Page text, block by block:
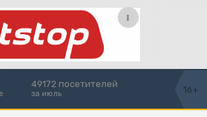
49172 посетителей
за июль 16+